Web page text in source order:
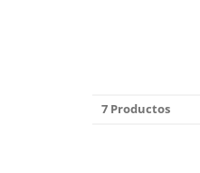
7 Productos